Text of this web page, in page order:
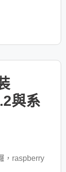
與系
，raspberry